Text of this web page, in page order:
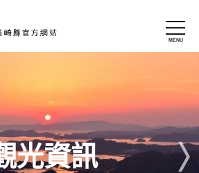
光資訊